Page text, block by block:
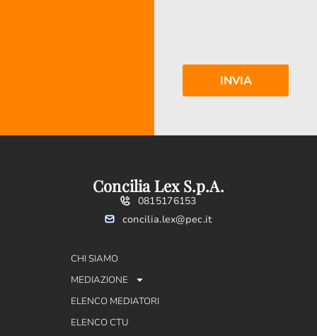
Concilia Lex S.p.A.
0815176153
concilia.lex@pec.it
CHI SIAMO
MEDIAZIONE
ELENCO MEDIATORI
ELENCO CTU